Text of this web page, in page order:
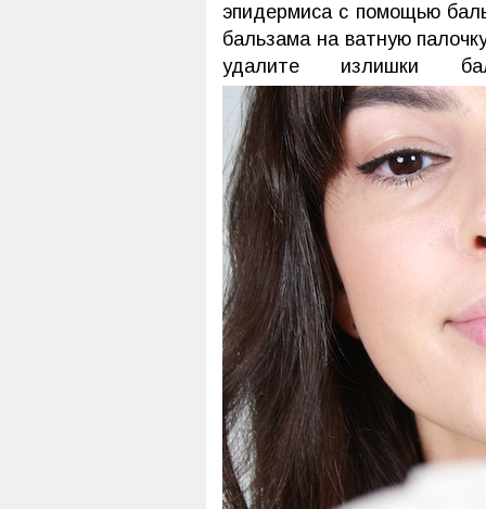
эпидермиса с помощью
бальзама на ватную
удалите излишки